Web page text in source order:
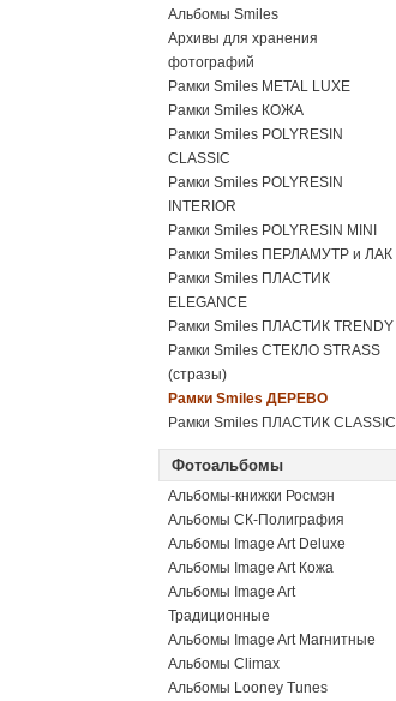
Альбомы Smiles
Архивы для хранения
фотографий
Рамки Smiles METAL LUXE
Рамки Smiles КОЖА
Рамки Smiles POLYRESIN
CLASSIC
Рамки Smiles POLYRESIN
INTERIOR
Рамки Smiles POLYRESIN MINI
Рамки Smiles ПЕРЛАМУТР и ЛАК
Рамки Smiles ПЛАСТИК
ELEGANCE
Рамки Smiles ПЛАСТИК TRENDY
Рамки Smiles СТЕКЛО STRASS
(стразы)
Рамки Smiles ДЕРЕВО
Рамки Smiles ПЛАСТИК CLASSIC
Фотоальбомы
Альбомы-книжки Росмэн
Альбомы СК-Полиграфия
Альбомы Image Art Deluxe
Альбомы Image Art Кожа
Альбомы Image Art
Традиционные
Альбомы Image Art Магнитные
Альбомы Climax
Альбомы Looney Tunes